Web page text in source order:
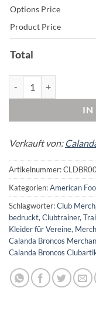
Options Price
Product Price
Total
IN
Verkauft von:
Artikelnummer:
Kategorien:American
Schlagwörter:Club Merch,
bedruckt, Clubtrainer,
Kleider für Vereine,
Calanda Broncos
Calanda Broncos